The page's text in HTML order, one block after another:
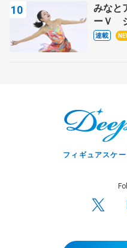
みなと
ーＶ
田麻央
連載
フィギュアスケ